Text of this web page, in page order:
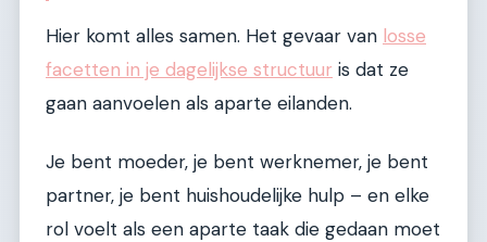
Hier komt alles samen. Het gevaar van losse
facetten in je dagelijkse structuur is dat ze
gaan aanvoelen als aparte eilanden.
Je bent moeder, je bent werknemer, je bent
partner, je bent huishoudelijke hulp – en elke
rol voelt als een aparte taak die gedaan moet